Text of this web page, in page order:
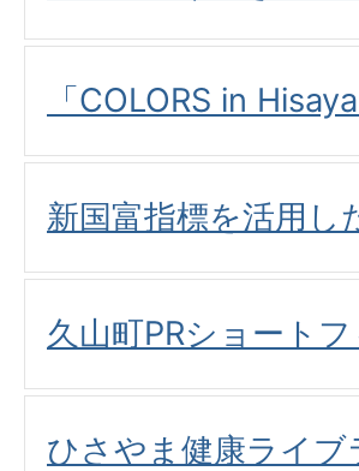
「COLORS in
新国富指標を活用し
久山町PRショート
ひさやま健康ライブ